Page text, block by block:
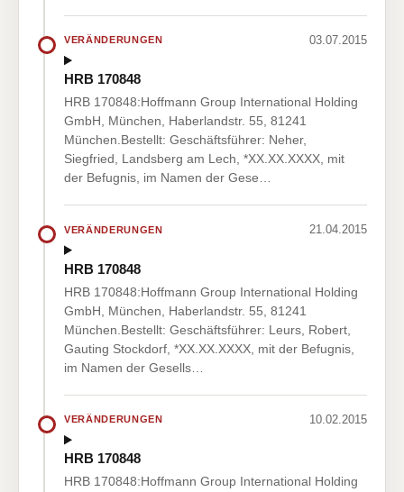
VERÄNDERUNGEN 03.07.2015
HRB 170848
HRB 170848:Hoffmann Group International Holding
GmbH, München, Haberlandstr. 55, 81241
München.Bestellt: Geschäftsführer: Neher,
Siegfried, Landsberg am Lech, *XX.XX.XXXX, mit
der Befugnis, im Namen der Gese…
VERÄNDERUNGEN 21.04.2015
HRB 170848
HRB 170848:Hoffmann Group International Holding
GmbH, München, Haberlandstr. 55, 81241
München.Bestellt: Geschäftsführer: Leurs, Robert,
Gauting Stockdorf, *XX.XX.XXXX, mit der Befugnis,
im Namen der Gesells…
VERÄNDERUNGEN 10.02.2015
HRB 170848
HRB 170848:Hoffmann Group International Holding